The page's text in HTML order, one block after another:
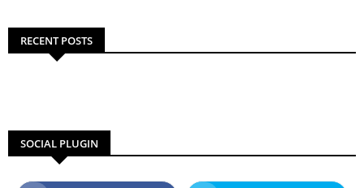
RECENT POSTS
SOCIAL PLUGIN